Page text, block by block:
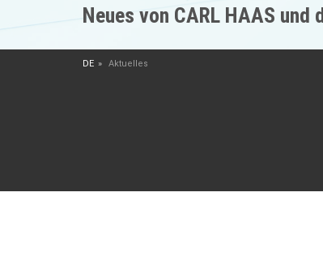
Neues von CARL HAAS und
DE Aktuelles